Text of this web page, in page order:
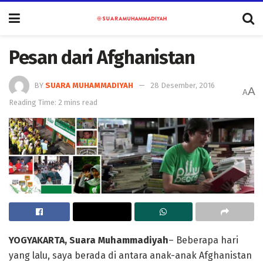
Pesan dari Afghanistan
BY SUARA MUHAMMADIYAH
28 Desember, 2016
Reading Time: 2 mins read
AA
YOGYAKARTA, Suara Muhammadiyah– Beberapa hari
yang lalu, saya berada di antara anak-anak Afghanistan